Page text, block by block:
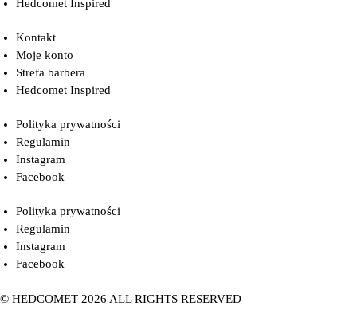
Hedcomet Inspired
Kontakt
Moje konto
Strefa barbera
Hedcomet Inspired
Polityka prywatności
Regulamin
Instagram
Facebook
Polityka prywatności
Regulamin
Instagram
Facebook
© HEDCOMET 2026 ALL RIGHTS RESERVED